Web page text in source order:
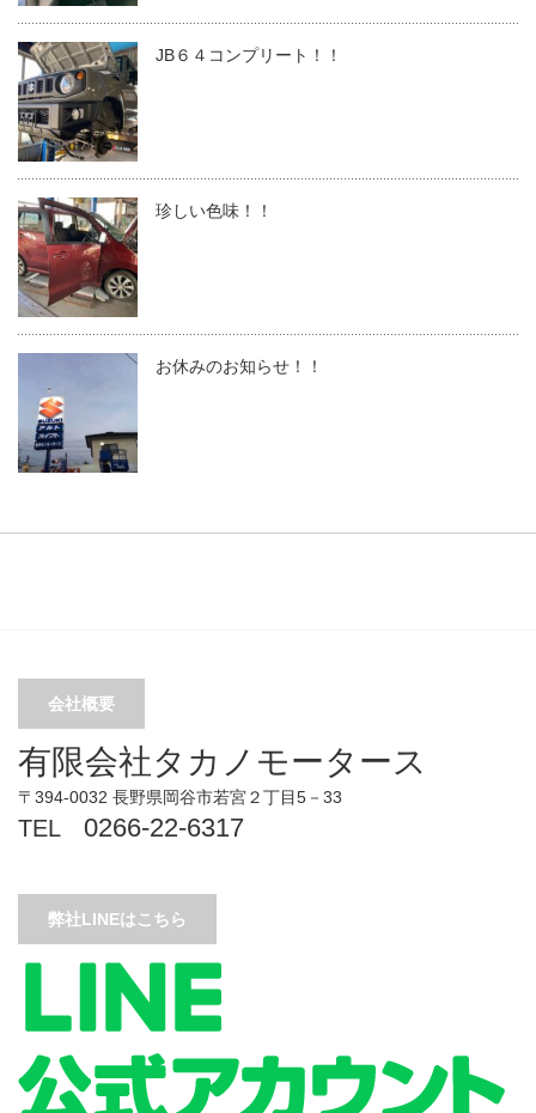
JB６４コンプリート！！
珍しい色味！！
お休みのお知らせ！！
会社概要
有限会社タカノモータース
〒394-0032 長野県岡谷市若宮２丁目5－33
TEL 0266-22-6317
弊社LINEはこちら